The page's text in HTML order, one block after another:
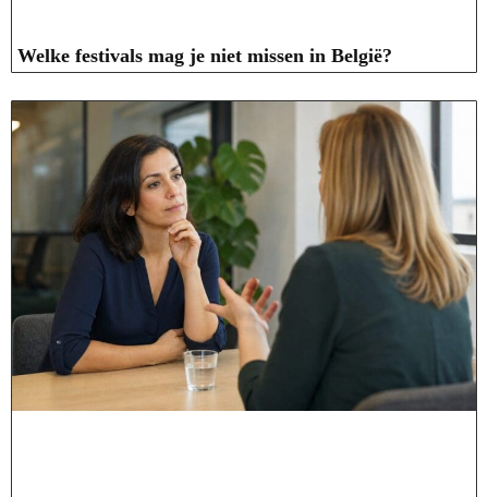
Welke festivals mag je niet missen in België?